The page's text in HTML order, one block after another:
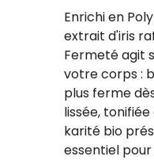
Enrichi en
extrait d'iris
Fermeté agit
votre corps :
plus ferme
lissée,
karité bio
essentiel